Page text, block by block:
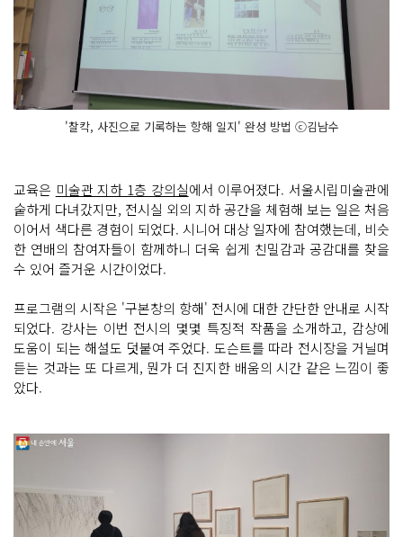
'찰칵, 사진으로 기록하는 항해 일지' 완성 방법 ⓒ김남수
교육은 미술관 지하 1층 강의실에서 이루어졌다. 서울시립미술관에
숱하게 다녀갔지만, 전시실 외의 지하 공간을 체험해 보는 일은 처음
이어서 색다른 경험이 되었다. 시니어 대상 일자에 참여했는데, 비슷
한 연배의 참여자들이 함께하니 더욱 쉽게 친밀감과 공감대를 찾을
수 있어 즐거운 시간이었다.
프로그램의 시작은 '구본창의 항해' 전시에 대한 간단한 안내로 시작
되었다. 강사는 이번 전시의 몇몇 특징적 작품을 소개하고, 감상에
도움이 되는 해설도 덧붙여 주었다. 도슨트를 따라 전시장을 거닐며
듣는 것과는 또 다르게, 뭔가 더 진지한 배움의 시간 같은 느낌이 좋
았다.